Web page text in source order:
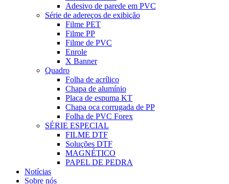
Adesivo de parede em PVC
Série de adereços de exibição
Filme PET
Filme PP
Filme de PVC
Enrole
X Banner
Quadro
Folha de acrílico
Chapa de alumínio
Placa de espuma KT
Chapa oca corrugada de PP
Folha de PVC Forex
SÉRIE ESPECIAL
FILME DTF
Soluções DTF
MAGNÉTICO
PAPEL DE PEDRA
Notícias
Sobre nós